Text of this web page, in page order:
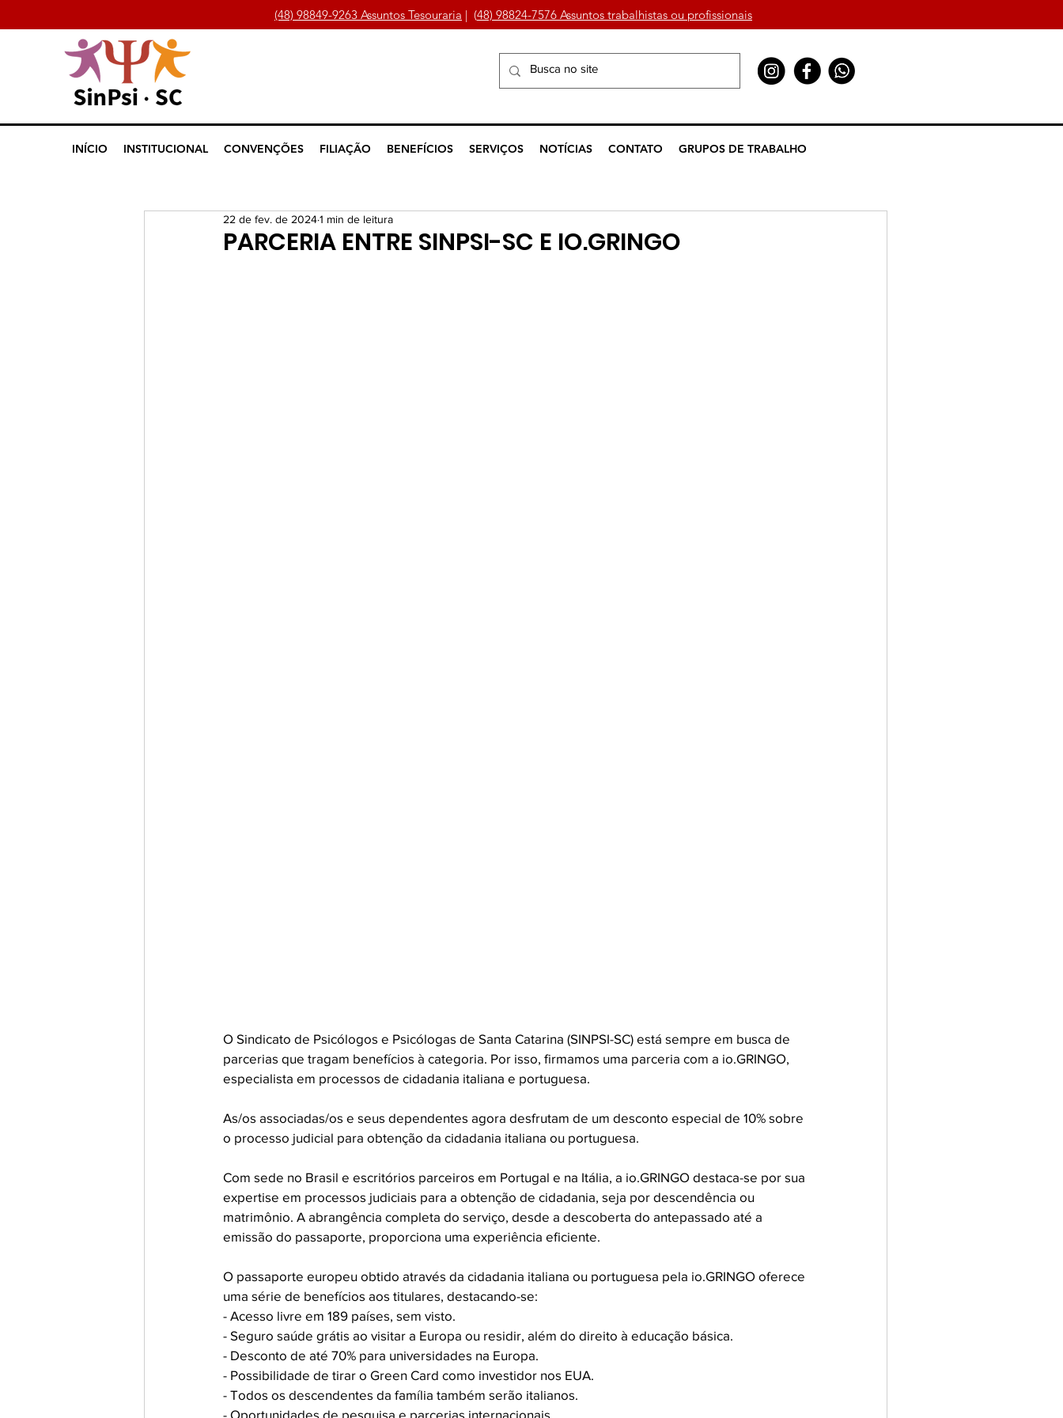
INÍCIO INSTITUCIONAL CONVENÇÕES FILIAÇÃO BENEFÍCIOS SERVIÇOS NOTÍCIAS CONTATO GRUPOS DE TRABALHO
(48) 98849-9263 Assuntos Tesouraria | (48) 98824-7576 Assuntos trabalhistas ou profissionais
PARCERIA ENTRE SINPSI-SC E IO.GRINGO
22 de fev. de 20241 min de leitura
O Sindicato de Psicólogos e Psicólogas de Santa Catarina (SINPSI-SC) está sempre em busca de
parcerias que tragam benefícios à categoria. Por isso, firmamos uma parceria com a io.GRINGO,
especialista em processos de cidadania italiana e portuguesa.
As/os associadas/os e seus dependentes agora desfrutam de um desconto especial de 10% sobre
o processo judicial para obtenção da cidadania italiana ou portuguesa.
Com sede no Brasil e escritórios parceiros em Portugal e na Itália, a io.GRINGO destaca-se por sua
expertise em processos judiciais para a obtenção de cidadania, seja por descendência ou
matrimônio. A abrangência completa do serviço, desde a descoberta do antepassado até a
emissão do passaporte, proporciona uma experiência eficiente.
O passaporte europeu obtido através da cidadania italiana ou portuguesa pela io.GRINGO oferece
uma série de benefícios aos titulares, destacando-se:
- Acesso livre em 189 países, sem visto.
- Seguro saúde grátis ao visitar a Europa ou residir, além do direito à educação básica.
- Desconto de até 70% para universidades na Europa.
- Possibilidade de tirar o Green Card como investidor nos EUA.
- Todos os descendentes da família também serão italianos.
- Oportunidades de pesquisa e parcerias internacionais.